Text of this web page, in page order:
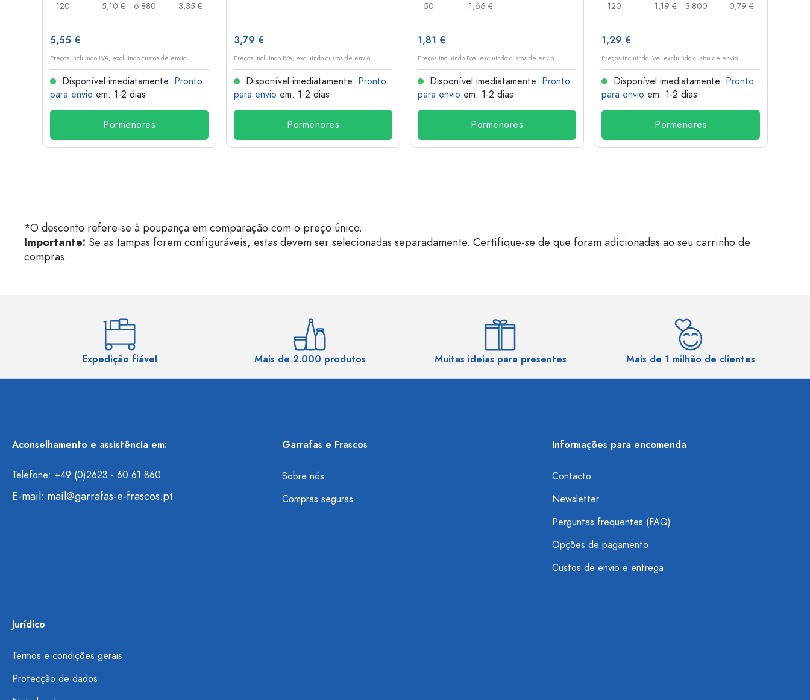
120
5,10 €
6.880
3,35 €
5,55 €
Preços incluindo IVA, excluindo custos de envio
Disponível imediatamente. Pronto
para envio em: 1-2 dias
Pormenores
3,79 €
Preços incluindo IVA, excluindo custos de envio
Disponível imediatamente. Pronto
para envio em: 1-2 dias
Pormenores
50
1,66 €
1,81 €
Preços incluindo IVA, excluindo custos de envio
Disponível imediatamente. Pronto
para envio em: 1-2 dias
Pormenores
120
1,19 €
3.800
0,79 €
1,29 €
Preços incluindo IVA, excluindo custos de envio
Disponível imediatamente. Pronto
para envio em: 1-2 dias
Pormenores
*O desconto refere-se à poupança em comparação com o preço único.
Importante: Se as tampas forem configuráveis, estas devem ser selecionadas separadamente. Certifique-se de que foram adicionadas ao seu carrinho de
compras.
Expedição fiável Mais de 2.000 produtos Muitas ideias para presentes Mais de 1 milhão de clientes
Aconselhamento e assistência em:
Telefone: +49 (0)2623 - 60 61 860
E-mail: mail@garrafas-e-frascos.pt
Garrafas e Frascos
Sobre nós
Compras seguras
Informações para encomenda
Contacto
Newsletter
Perguntas frequentes (FAQ)
Opções de pagamento
Custos de envio e entrega
Jurídico
Termos e condições gerais
Protecção de dados